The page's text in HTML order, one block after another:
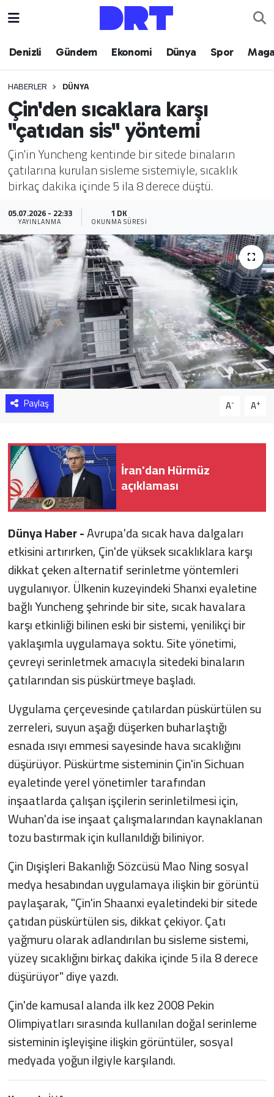
Denizli Gündem Ekonomi Dünya Spor
HABERLER DÜNYA
Çin'den sıcaklara karşı
"çatıdan sis" yöntemi
Çin'in Yuncheng kentinde bir sitede binaların
çatılarına kurulan sisleme sistemiyle, sıcaklık
birkaç dakika içinde 5 ila 8 derece düştü.
05.07.2026 - 22:33
YAYINLANMA
1 DK
OKUNMA SÜRESI
Paylaş A- A+
İran'dan Hürmüz
açıklaması
Dünya Haber -Avrupa'da sıcak hava dalgaları
etkisini artırırken, Çin'de yüksek sıcaklıklara karşı
dikkat çeken alternatif serinletme yöntemleri
uygulanıyor. Ülkenin kuzeyindeki Shanxi eyaletine
bağlı Yuncheng şehrinde bir site, sıcak havalara
karşı etkinliği bilinen eski bir sistemi, yenilikçi bir
yaklaşımla uygulamaya soktu. Site yönetimi,
çevreyi serinletmek amacıyla sitedeki binaların
çatılarından sis püskürtmeye başladı.
Uygulama çerçevesinde çatılardan püskürtülen su
zerreleri, suyun aşağı düşerken buharlaştığı
esnada ısıyı emmesi sayesinde hava sıcaklığını
düşürüyor. Püskürtme sisteminin Çin'in Sichuan
eyaletinde yerel yönetimler tarafından
inşaatlarda çalışan işçilerin serinletilmesi için,
Wuhan'da ise inşaat çalışmalarından kaynaklanan
tozu bastırmak için kullanıldığı biliniyor.
Çin Dışişleri Bakanlığı Sözcüsü Mao Ning sosyal
medya hesabından uygulamaya ilişkin bir görüntü
paylaşarak, "Çin'in Shaanxi eyaletindeki bir sitede
çatıdan püskürtülen sis, dikkat çekiyor. Çatı
yağmuru olarak adlandırılan bu sisleme sistemi,
yüzey sıcaklığını birkaç dakika içinde 5 ila 8 derece
düşürüyor" diye yazdı.
Çin'de kamusal alanda ilk kez 2008 Pekin
Olimpiyatları sırasında kullanılan doğal serinleme
sisteminin işleyişine ilişkin görüntüler, sosyal
medyada yoğun ilgiyle karşılandı.
Denizli
Gündem
Ekonomi
Dünya
Spor
Teknoloji
Yaşam
Sağlık
Yazarlar
Resmi İlan
Resmi Reklam
Hava Durumu
Trafik Durumu
Puan Durumu ve Fikstür
Tüm Manşetler
Son Dakika Haberleri